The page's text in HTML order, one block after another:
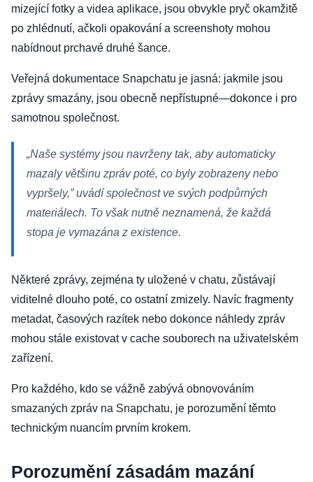
mizející fotky a videa aplikace, jsou obvykle pryč okamžitě
po zhlédnutí, ačkoli opakování a screenshoty mohou
nabídnout prchavé druhé šance.
Veřejná dokumentace Snapchatu je jasná: jakmile jsou
zprávy smazány, jsou obecně nepřístupné—dokonce i pro
samotnou společnost.
„Naše systémy jsou navrženy tak, aby automaticky
mazaly většinu zpráv poté, co byly zobrazeny nebo
vypršely,” uvádí společnost ve svých podpůrných
materiálech. To však nutně neznamená, že každá
stopa je vymazána z existence.
Některé zprávy, zejména ty uložené v chatu, zůstávají
viditelné dlouho poté, co ostatní zmizely. Navíc fragmenty
metadat, časových razítek nebo dokonce náhledy zpráv
mohou stále existovat v cache souborech na uživatelském
zařízení.
Pro každého, kdo se vážně zabývá obnovováním
smazaných zpráv na Snapchatu, je porozumění těmto
technickým nuancím prvním krokem.
Porozumění zásadám mazání